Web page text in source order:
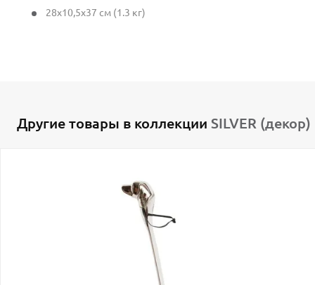
28x10,5x37 см (1.3 кг)
Другие товары в коллекции SILVER (декор)